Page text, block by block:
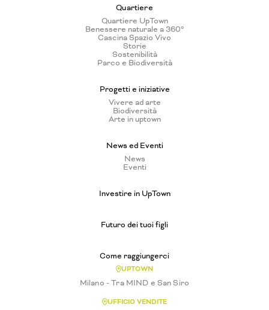
Quartiere
Quartiere UpTown
Benessere naturale a 360°
Cascina Spazio Vivo
Storie
Sostenibilità
Parco e Biodiversità
Progetti e iniziative
Vivere ad arte
Biodiversità
Arte in uptown
News ed Eventi
News
Eventi
Investire in UpTown
Futuro dei tuoi figli
Come raggiungerci
UPTOWN
Milano - Tra MIND e San Siro
UFFICIO VENDITE